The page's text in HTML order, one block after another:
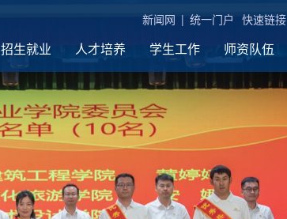
新闻网 | 统一门户 快速链接
招生就业 人才培养 学生工作 师资队伍